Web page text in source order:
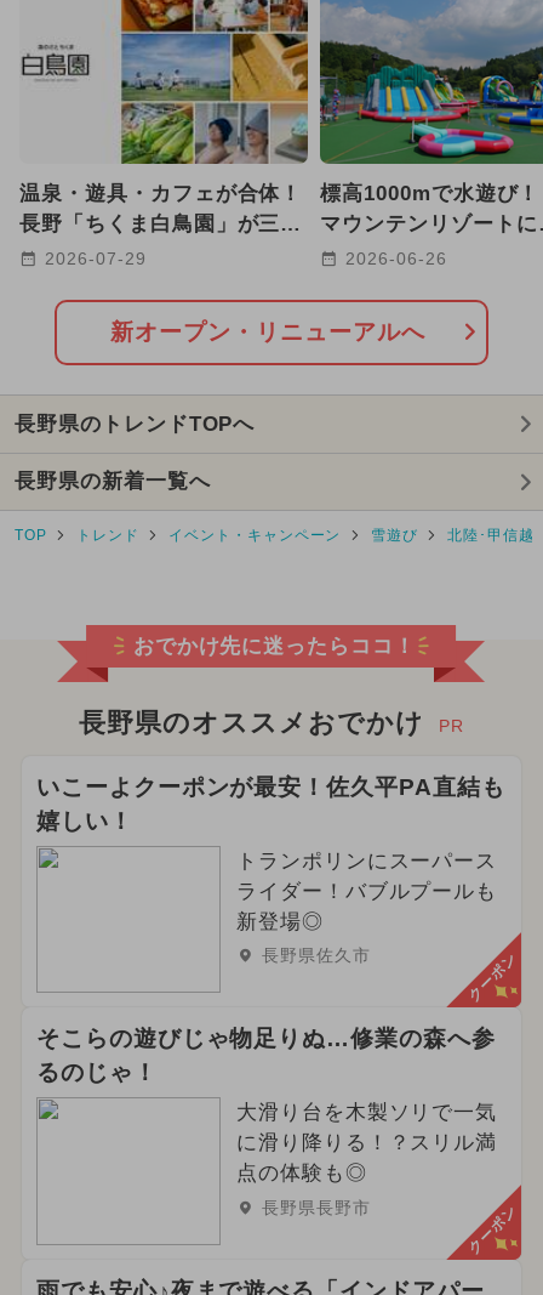
2025年7月のイベント
2026年1月のイベント 日帰り
2026年7月のイベント アウトドア
2025年9月のイベント
2024年7月のイベント
2025年5月のイベント
2025年3月のイベント
GW(ゴールデンウィーク)
2024年8月のイベント
2025年1月のイベント
2024年12月のイベント
2026年9月のイベント
2026年5月のイベント
2025年6月のイベント
2026年2月のイベント
夏休み（日帰り）
2024年4月のイベント
2026年4月のイベント
2026年3月のイベント 春休み
2025年4月のイベント ポケモン
温泉・遊具・カフェが合体！
長野「ちくま白鳥園」が三世
代で遊べる施設にリニューア
2026-07-29
標高1000mで水遊び
マウンテンリゾートに
「SORAウォーターキ
2026-06-26
新オープン・リニューアルへ
長野県のトレンドTOPへ
長野県の新着一覧へ
TOP トレンド イベント・キャンペーン 雪遊び 北陸･甲信越
おでかけ先に迷ったらココ！
長野県のオススメおでかけ PR
いこーよクーポンが最安！佐久平PA直結も
嬉しい！
トランポリンにスーパース
ライダー！バブルプールも
新登場◎
長野県佐久市 クーポン
そこらの遊びじゃ物足りぬ…修業の森へ参
るのじゃ！
大滑り台を木製ソリで一気
に滑り降りる！？スリル満
点の体験も◎
長野県長野市 クーポン